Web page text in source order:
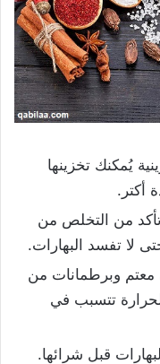
يُمكنك تخزينها
أكتر.
من التخلص من
لا تفسد البهارات.
معتم وبرطمانات من
تتسبب في
قبل شرائها.